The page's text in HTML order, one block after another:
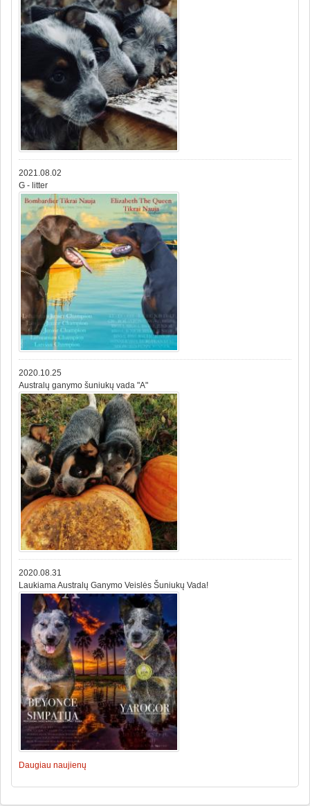
2021.08.02
G - litter
2020.10.25
Australų ganymo šuniukų vada "A"
2020.08.31
Laukiama Australų Ganymo Veislės Šuniukų Vada!
Daugiau naujienų